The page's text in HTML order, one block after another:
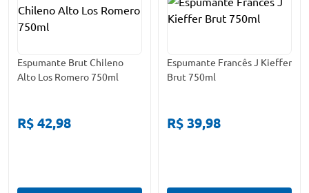
Espumante Brut Chileno
Alto Los Romero 750ml
R$ 42,98
Espumante Francês J Kieffer
Brut 750ml
R$ 39,98